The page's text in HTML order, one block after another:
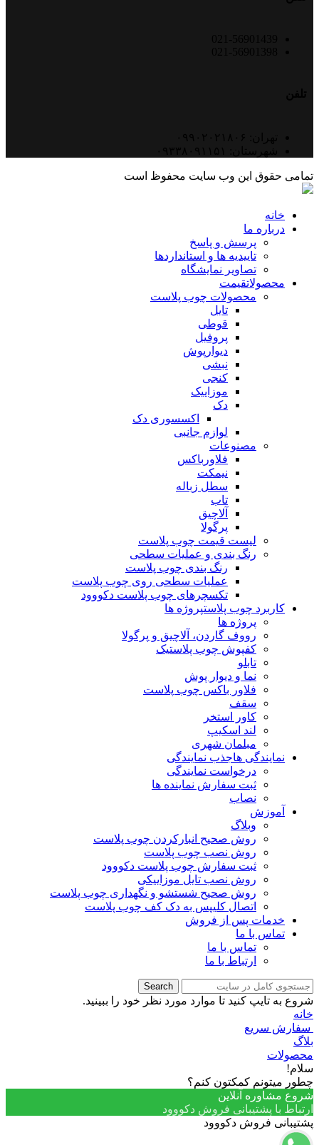
تمامی حقوق این وب سایت محفوظ است
خانه
درباره ما
پرسش و پاسخ
تاییدیه ها و استانداردها
تصاویر نمایشگاه
محصولاتقیمت
محصولات چوب پلاست
تایل
قوطی
پروفیل
دیوارپوش
نبشی
کنجی
موزاییک
دک
اکسسوری دک
لوازم جانبی
مصنوعات
فلاورباکس
نیمکت
سطل زباله
تاب
آلاچیق
پرگولا
لیست قیمت چوب پلاست
رنگ بندی و عملیات سطحی
رنگ بندی چوب پلاست
عملیات سطحی روی چوب پلاست
تکسچرهای چوب پلاست دکووود
کاربرد چوب پلاستپروژه ها
پروژه ها
رووف گاردن، آلاچیق و پرگولا
کفپوش چوب پلاستیک
تابلو
نما و دیوار پوش
فلاور باکس چوب پلاست
سقف
کاور استخر
لند اسکیپ
مبلمان شهری
نمایندگی هاجذب نمایندگی
درخواست نمایندگی
ثبت سفارش نماینده ها
نصاب
آموزش
وبلاگ
روش صحیح انبارکردن چوب پلاست
روش نصب چوب پلاست
ثبت سفارش چوب پلاست دکووود
روش نصب تایل موزاییکی
روش صحیح شستشو و نگهداری چوب پلاست
اتصال کلیپس به دک کف چوب پلاست
خدمات پس از فروش
تماس با ما
تماس با ما
ارتباط با ما
Search
شروع به تایپ کنید تا موارد مورد نظر خود را ببینید.
خانه
سفارش سریع
بلاگ
محصولات
سلام!
چطور میتونم کمکتون کنم؟
شروع مشاوره آنلاین
ارتباط با پشتیبانی فروش دکووود
پشتیبانی فروش دکووود